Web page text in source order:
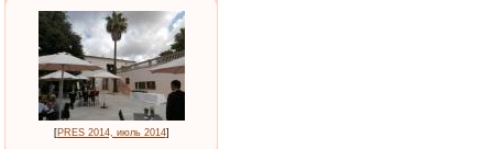
[PRES 2014, июль 2014]